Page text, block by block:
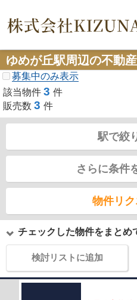
ゆめが丘駅周辺の不動
募集中のみ表示
該当物件 3 件
販売数 3 件
駅で絞
さらに条件
物件リク
チェックした物件をまとめ
検討リストに追加